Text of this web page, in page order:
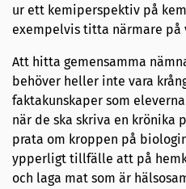
ur ett kemiperspektiv på
exempelvis titta närmare på
Att hitta gemensamma
behöver heller inte vara
faktakunskaper som
när de ska skriva en krönika
prata om kroppen på
ypperligt tillfälle att på
och laga mat som är